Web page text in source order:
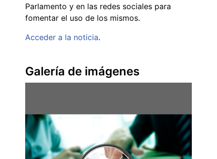
Parlamento y en las redes sociales para
fomentar el uso de los mismos.
Acceder a la noticia.
Galería de imágenes